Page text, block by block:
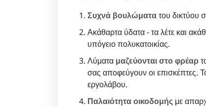
Συχνά βουλώματατου δικτύου
Ακάθαρτα ύδατα - τα λέτε και
υπόγειο πολυκατοικίας.
Λύματα μαζεύονται στο φρέαρ
σας αποφεύγουν οι επισκέπτες.
εργολάβου.
Παλαιότητα οικοδομής με